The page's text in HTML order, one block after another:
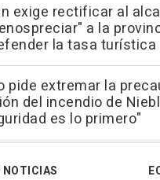
exige rectificar al
a la
la tasa turística
pide extremar la
del incendio de
es lo primero"